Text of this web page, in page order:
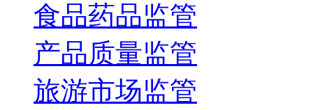
食品药品监管
产品质量监管
旅游市场监管